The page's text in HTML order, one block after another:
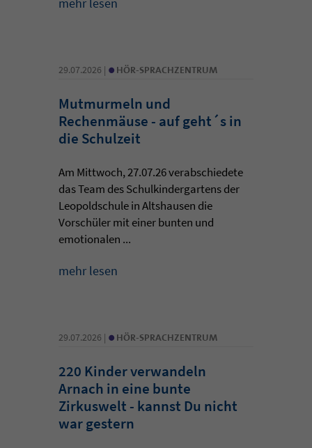
29.07.2026 | • HÖR-SPRACHZENTRUM
Mutmurmeln und
Rechenmäuse - auf geht´s in
die Schulzeit
Am Mittwoch, 27.07.26 verabschiedete
das Team des Schulkindergartens der
Leopoldschule in Altshausen die
Vorschüler mit einer bunten und
emotionalen ...
mehr lesen
29.07.2026 | • HÖR-SPRACHZENTRUM
220 Kinder verwandeln
Arnach in eine bunte
Zirkuswelt - kannst Du nicht
war gestern